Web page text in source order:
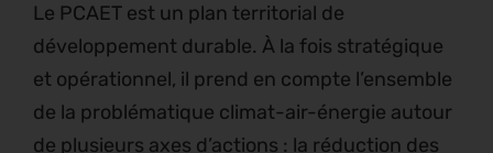
Le PCAET est un plan territorial de
développement durable. À la fois stratégique
et opérationnel, il prend en compte l’ensemble
de la problématique climat-air-énergie autour
de plusieurs axes d’actions : la réduction des